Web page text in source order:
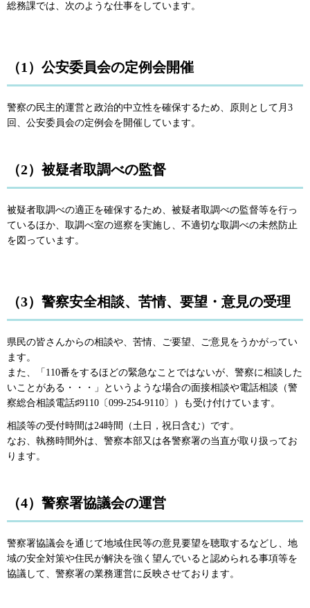
総務課では、次のような仕事をしています。
（1）公安委員会の定例会開催
警察の民主的運営と政治的中立性を確保するため、原則として月3
回、公安委員会の定例会を開催しています。
（2）被疑者取調べの監督
被疑者取調べの適正を確保するため、被疑者取調べの監督等を行っ
ているほか、取調べ室の巡察を実施し、不適切な取調べの未然防止
を図っています。
（3）警察安全相談、苦情、要望・意見の受理
県民の皆さんからの相談や、苦情、ご要望、ご意見をうかがってい
ます。
また、「110番をするほどの緊急なことではないが、警察に相談した
いことがある・・・」というような場合の面接相談や電話相談（警
察総合相談電話♯9110〔099-254-9110〕）も受け付けています。
相談等の受付時間は24時間（土日，祝日含む）です。
なお、執務時間外は、警察本部又は各警察署の当直が取り扱ってお
ります。
（4）警察署協議会の運営
警察署協議会を通じて地域住民等の意見要望を聴取するなどし、地
域の安全対策や住民が解決を強く望んでいると認められる事項等を
協議して、警察署の業務運営に反映させております。